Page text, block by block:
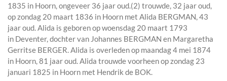
1835 in Hoorn, ongeveer 36 jaar oud.(2) trouwde, 32 jaar oud,
op zondag 20 maart 1836 in Hoorn met Alida BERGMAN, 43
jaar oud. Alida is geboren op woensdag 20 maart 1793
in Deventer, dochter van Johannes BERGMAN en Margaretha
Gerritse BERGER. Alida is overleden op maandag 4 mei 1874
in Hoorn, 81 jaar oud. Alida trouwde voorheen op zondag 23
januari 1825 in Hoorn met Hendrik de BOK.